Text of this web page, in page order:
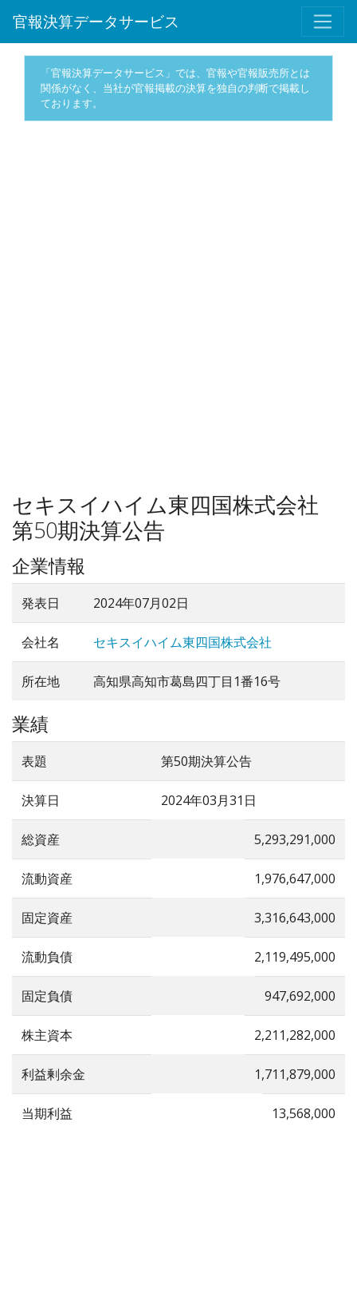
官報決算データサービス
「官報決算データサービス」では、官報や官報販売所とは
関係がなく、当社が官報掲載の決算を独自の判断で掲載し
ております。
セキスイハイム東四国株式会社
第50期決算公告
企業情報
発表日 2024年07月02日
会社名 セキスイハイム東四国株式会社
所在地 高知県高知市葛島四丁目1番16号
業績
表題 第50期決算公告
決算日 2024年03月31日
総資産 5,293,291,000
流動資産 1,976,647,000
固定資産 3,316,643,000
流動負債 2,119,495,000
固定負債 947,692,000
株主資本 2,211,282,000
利益剰余金 1,711,879,000
当期利益 13,568,000